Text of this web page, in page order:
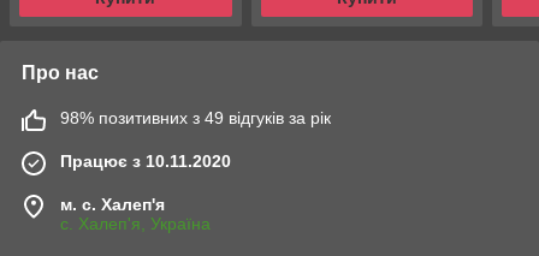
Про нас
98% позитивних з 49 відгуків за рік
Працює з 10.11.2020
м. с. Халеп'я
с. Халеп'я, Україна